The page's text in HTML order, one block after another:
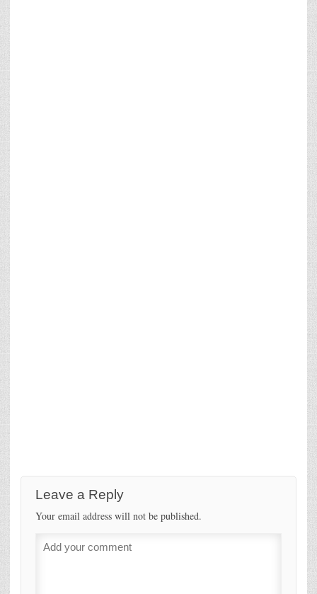
Leave a Reply
Your email address will not be published.